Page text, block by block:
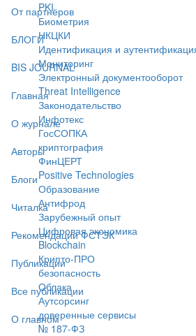
От партнёров
БЛОГИ
BIS JOURNAL
Главная
О журнале
Авторы
Блоги
Читалка
Рекомендации ФСТЭК
Публикации
Все публикации
О главном
PKI
Биометрия
НКЦКИ
Идентификация и
Мониторинг
Электронный документооборот
Threat Intelligence
Законодательство
Инфотекс
ГосСОПКА
криптография
ФинЦЕРТ
Positive Technologies
Образование
Антифрод
Зарубежный опыт
Цифровая экономика
Blockchain
Крипто-ПРО
безопасность
Облака
Аутсорсинг
доверенные сервисы
№ 187-ФЗ